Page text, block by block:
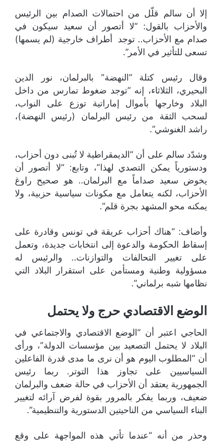
إلا أن سالم قلّل من احتمالات الصدام بين الرئيس
والأحزاب بالقول: “لا أتصور أن سعيد سيكون في
صدام مع الأحزاب.. توجد أطراف خارجية (لم يسمها)
تسعى للتأثير في الأمر”.
وقال رئيس كتلة “النهضة” بالبرلمان، نور الدين
البحيري، الثلاثاء، إنه “توجد ضغوط تمارس من داخل
البلاد وخارجها بأموال إماراتية توزع على النواب،
لسحب الثقة من رئيس البرلمان (رئيس النهضة)،
راشد الغنوشي”.
وشدّد سالم على أن “الديمقراطية لا تُبنى دون أحزاب،
ودستورياً يمكن التصدي لهذا”، وتابع: “لا أتصور أن
يخوض سعيد صداماً مع البرلمان.. هو صحيح راوغ
الأحزاب، لكنه يتعامل مع مكونات سياسية حزبية، ولا
يمكنه محو المشهد بجرة قلم”.
وأضاف: “هناك أحزاب عريقة في تونس وقادرة على
إسقاط الحكومة والدعوة إلى انتخابات جديدة، وتعمل
على تغيير التحالفات والتوازنات.. والرئيس له
مسؤولية وطنية ومستأمن على استقرار البلاد التي
نظامها شبه برلماني”.
الوضع الاقتصادي حرج ولا يحتمل
الحاجي اعتبر أن “الوضع الاقتصادي والاجتماعي في
البلاد لا يحتمل التصعيد بين مؤسسات الدولة”، ورأى
أن “المطلوب اليوم هو أن نرى ما مدى قدرة الفاعلين
السياسيين على تجاوز هذا التوتر. ربما رئيس
الجمهورية يعتقد أن الأحزاب في حالة ضعف والبرلمان
ضعيف، وربما يفكر بالمرور بقوة لفرض آرائه لتغيير
البناء السياسي من الناحيتين الدستورية والتنظيمية”.
وحذر من أنه “عندما تأتي هذه المواجهة على وقع